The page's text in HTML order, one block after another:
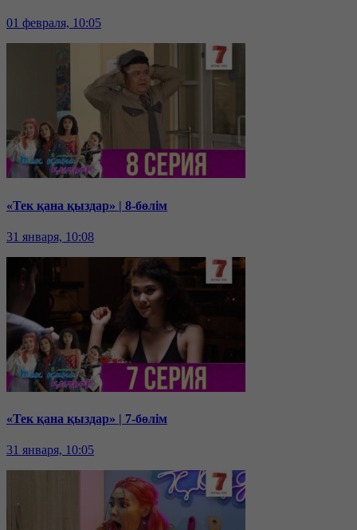
01 февраля, 10:05
«Тек қана қыздар» | 8-бөлім
31 января, 10:08
«Тек қана қыздар» | 7-бөлім
31 января, 10:05